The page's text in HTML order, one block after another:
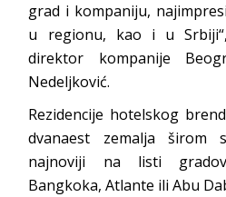
grad i kompaniju,
u regionu, kao i u
direktor kompanije
Nedeljković.
Rezidencije hotelskog
dvanaest zemalja širom
najnoviji na listi
Bangkoka, Atlante ili Abu